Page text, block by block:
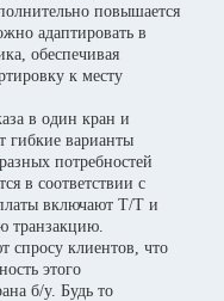
повышается
адаптировать в
обеспечивая
к месту
в один кран и
гибкие варианты
потребностей
в соответствии с
включают T/T и
транзакцию.
спросу клиентов, что
этого
б/у. Будь то